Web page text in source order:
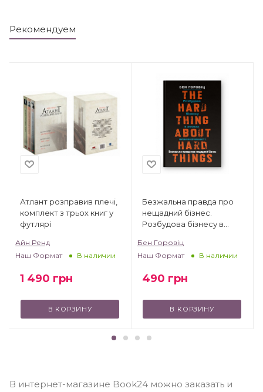
Рекомендуем
Атлант розправив плечі,
комплект з трьох книг у
футлярі
Айн Ренд
Наш Формат
В наличии
1 490 грн
В КОРЗИНУ
Безжальна правда про
нещадний бізнес.
Розбудова бізнесу в
Бен Горовіц
Наш Формат
В наличии
490 грн
В КОРЗИНУ
В интернет-магазине Book24 можно заказать и